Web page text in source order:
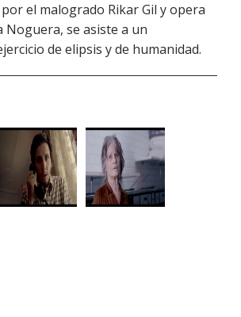
el malogrado Rikar Gil y opera
Noguera, se asiste a un
de elipsis y de humanidad.